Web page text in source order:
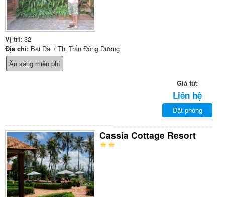
Vị trí: 32
Địa chỉ: Bãi Dài / Thị Trấn Đông Dương
Ăn sáng miễn phí
Giá từ:
Liên hệ
Đặt phòng
Cassia Cottage Resort